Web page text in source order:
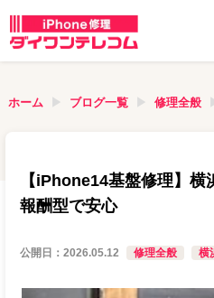
ホーム ブログ一覧 修理全般
【iPhone14基盤修理】
報酬型で安心
公開日：2026.05.12 修理全般 横